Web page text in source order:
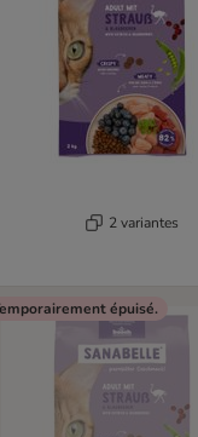
2 variantes
épuisé.